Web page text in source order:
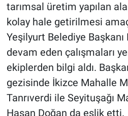
tarımsal üretim yapılan
kolay hale getirilmesi
Yeşilyurt Belediye
devam eden çalışmaları
ekiplerden bilgi aldı.
gezisinde İkizce Mahalle
Tanrıverdi ile Seyituşağı
Hasan Doğan da eşlik etti.